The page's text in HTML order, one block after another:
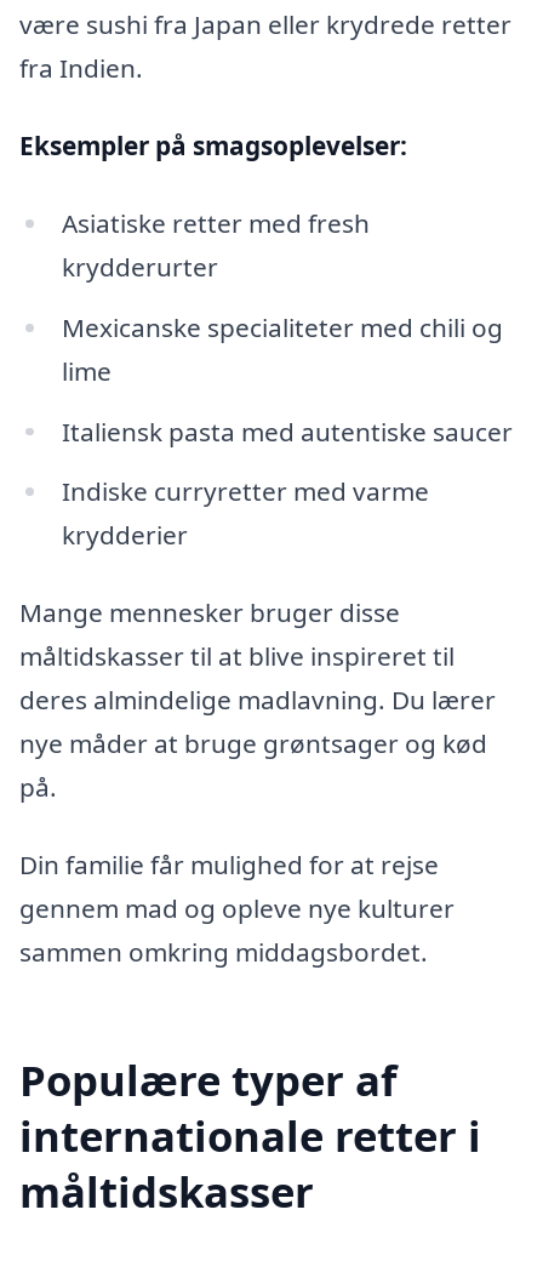
være sushi fra Japan eller krydrede retter
fra Indien.
Eksempler på smagsoplevelser:
Asiatiske retter med fresh
krydderurter
Mexicanske specialiteter med chili og
lime
Italiensk pasta med autentiske saucer
Indiske curryretter med varme
krydderier
Mange mennesker bruger disse
måltidskasser til at blive inspireret til
deres almindelige madlavning. Du lærer
nye måder at bruge grøntsager og kød
på.
Din familie får mulighed for at rejse
gennem mad og opleve nye kulturer
sammen omkring middagsbordet.
Populære typer af
internationale retter i
måltidskasser